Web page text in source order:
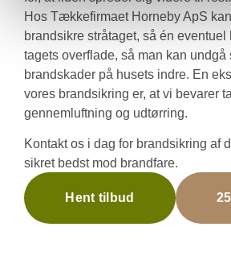
Hos Tækkefirmaet Horneby ApS
brandsikre stråtaget, så én eventuel
tagets overflade, så man kan undgå
brandskader på husets indre. En
vores brandsikring er, at vi bevarer
gennemluftning og udtørring.
Kontakt os i dag for brandsikring af
sikret bedst mod brandfare.
Hent tilbud